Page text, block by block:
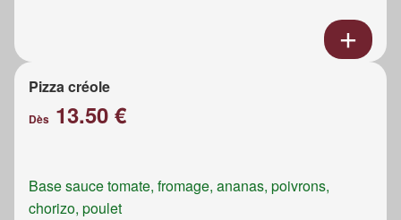
Pizza créole
Dès 13.50 €
Base sauce tomate, fromage, ananas, poivrons,
chorizo, poulet